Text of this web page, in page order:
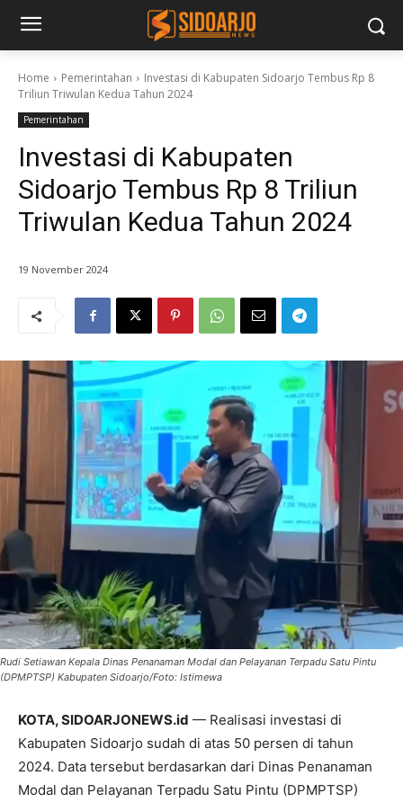
Home Pemerintahan
Investasi di Kabupaten Sidoarjo Tembus Rp 8
Triliun Triwulan Kedua Tahun 2024
Pemerintahan
Investasi di Kabupaten
Sidoarjo Tembus Rp 8 Triliun
Triwulan Kedua Tahun 2024
19 November 2024
Rudi Setiawan Kepala Dinas Penanaman Modal dan Pelayanan Terpadu Satu Pintu
(DPMPTSP) Kabupaten Sidoarjo/Foto: Istimewa
KOTA, SIDOARJONEWS.id — Realisasi investasi di
Kabupaten Sidoarjo sudah di atas 50 persen di tahun
2024. Data tersebut berdasarkan dari Dinas Penanaman
Modal dan Pelayanan Terpadu Satu Pintu (DPMPTSP)